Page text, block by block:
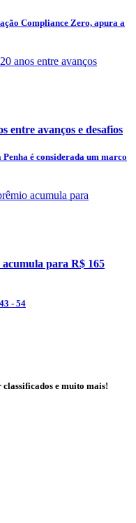
Compliance Zero, apura a
entre avanços e desafios
é considerada um marco
para R$ 165
- 54
e muito mais!